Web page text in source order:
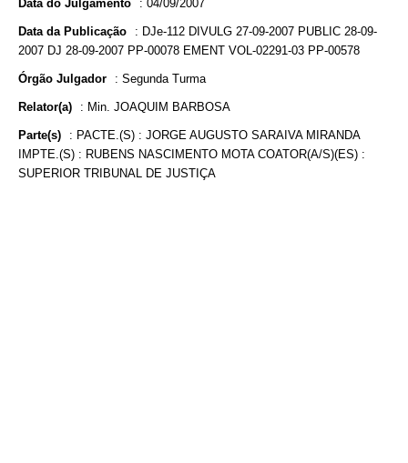
Data do Julgamento : 04/09/2007
Data da Publicação : DJe-112 DIVULG 27-09-2007 PUBLIC 28-09-
2007 DJ 28-09-2007 PP-00078 EMENT VOL-02291-03 PP-00578
Órgão Julgador : Segunda Turma
Relator(a) : Min. JOAQUIM BARBOSA
Parte(s) : PACTE.(S) : JORGE AUGUSTO SARAIVA MIRANDA
IMPTE.(S) : RUBENS NASCIMENTO MOTA COATOR(A/S)(ES) :
SUPERIOR TRIBUNAL DE JUSTIÇA